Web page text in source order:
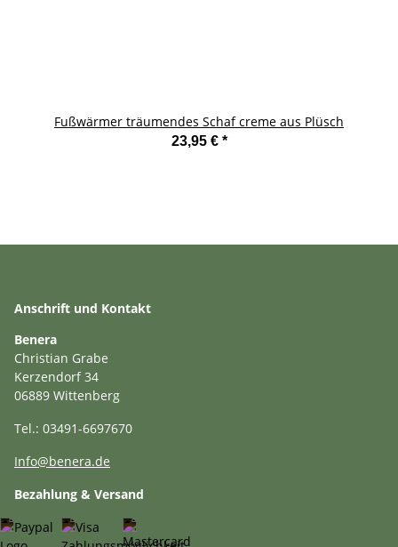
Fußwärmer träumendes Schaf creme aus Plüsch
23,95 € *
Anschrift und Kontakt
Benera
Christian Grabe
Kerzendorf 34
06889 Wittenberg
Tel.: 03491-6697670
Info@benera.de
Bezahlung & Versand